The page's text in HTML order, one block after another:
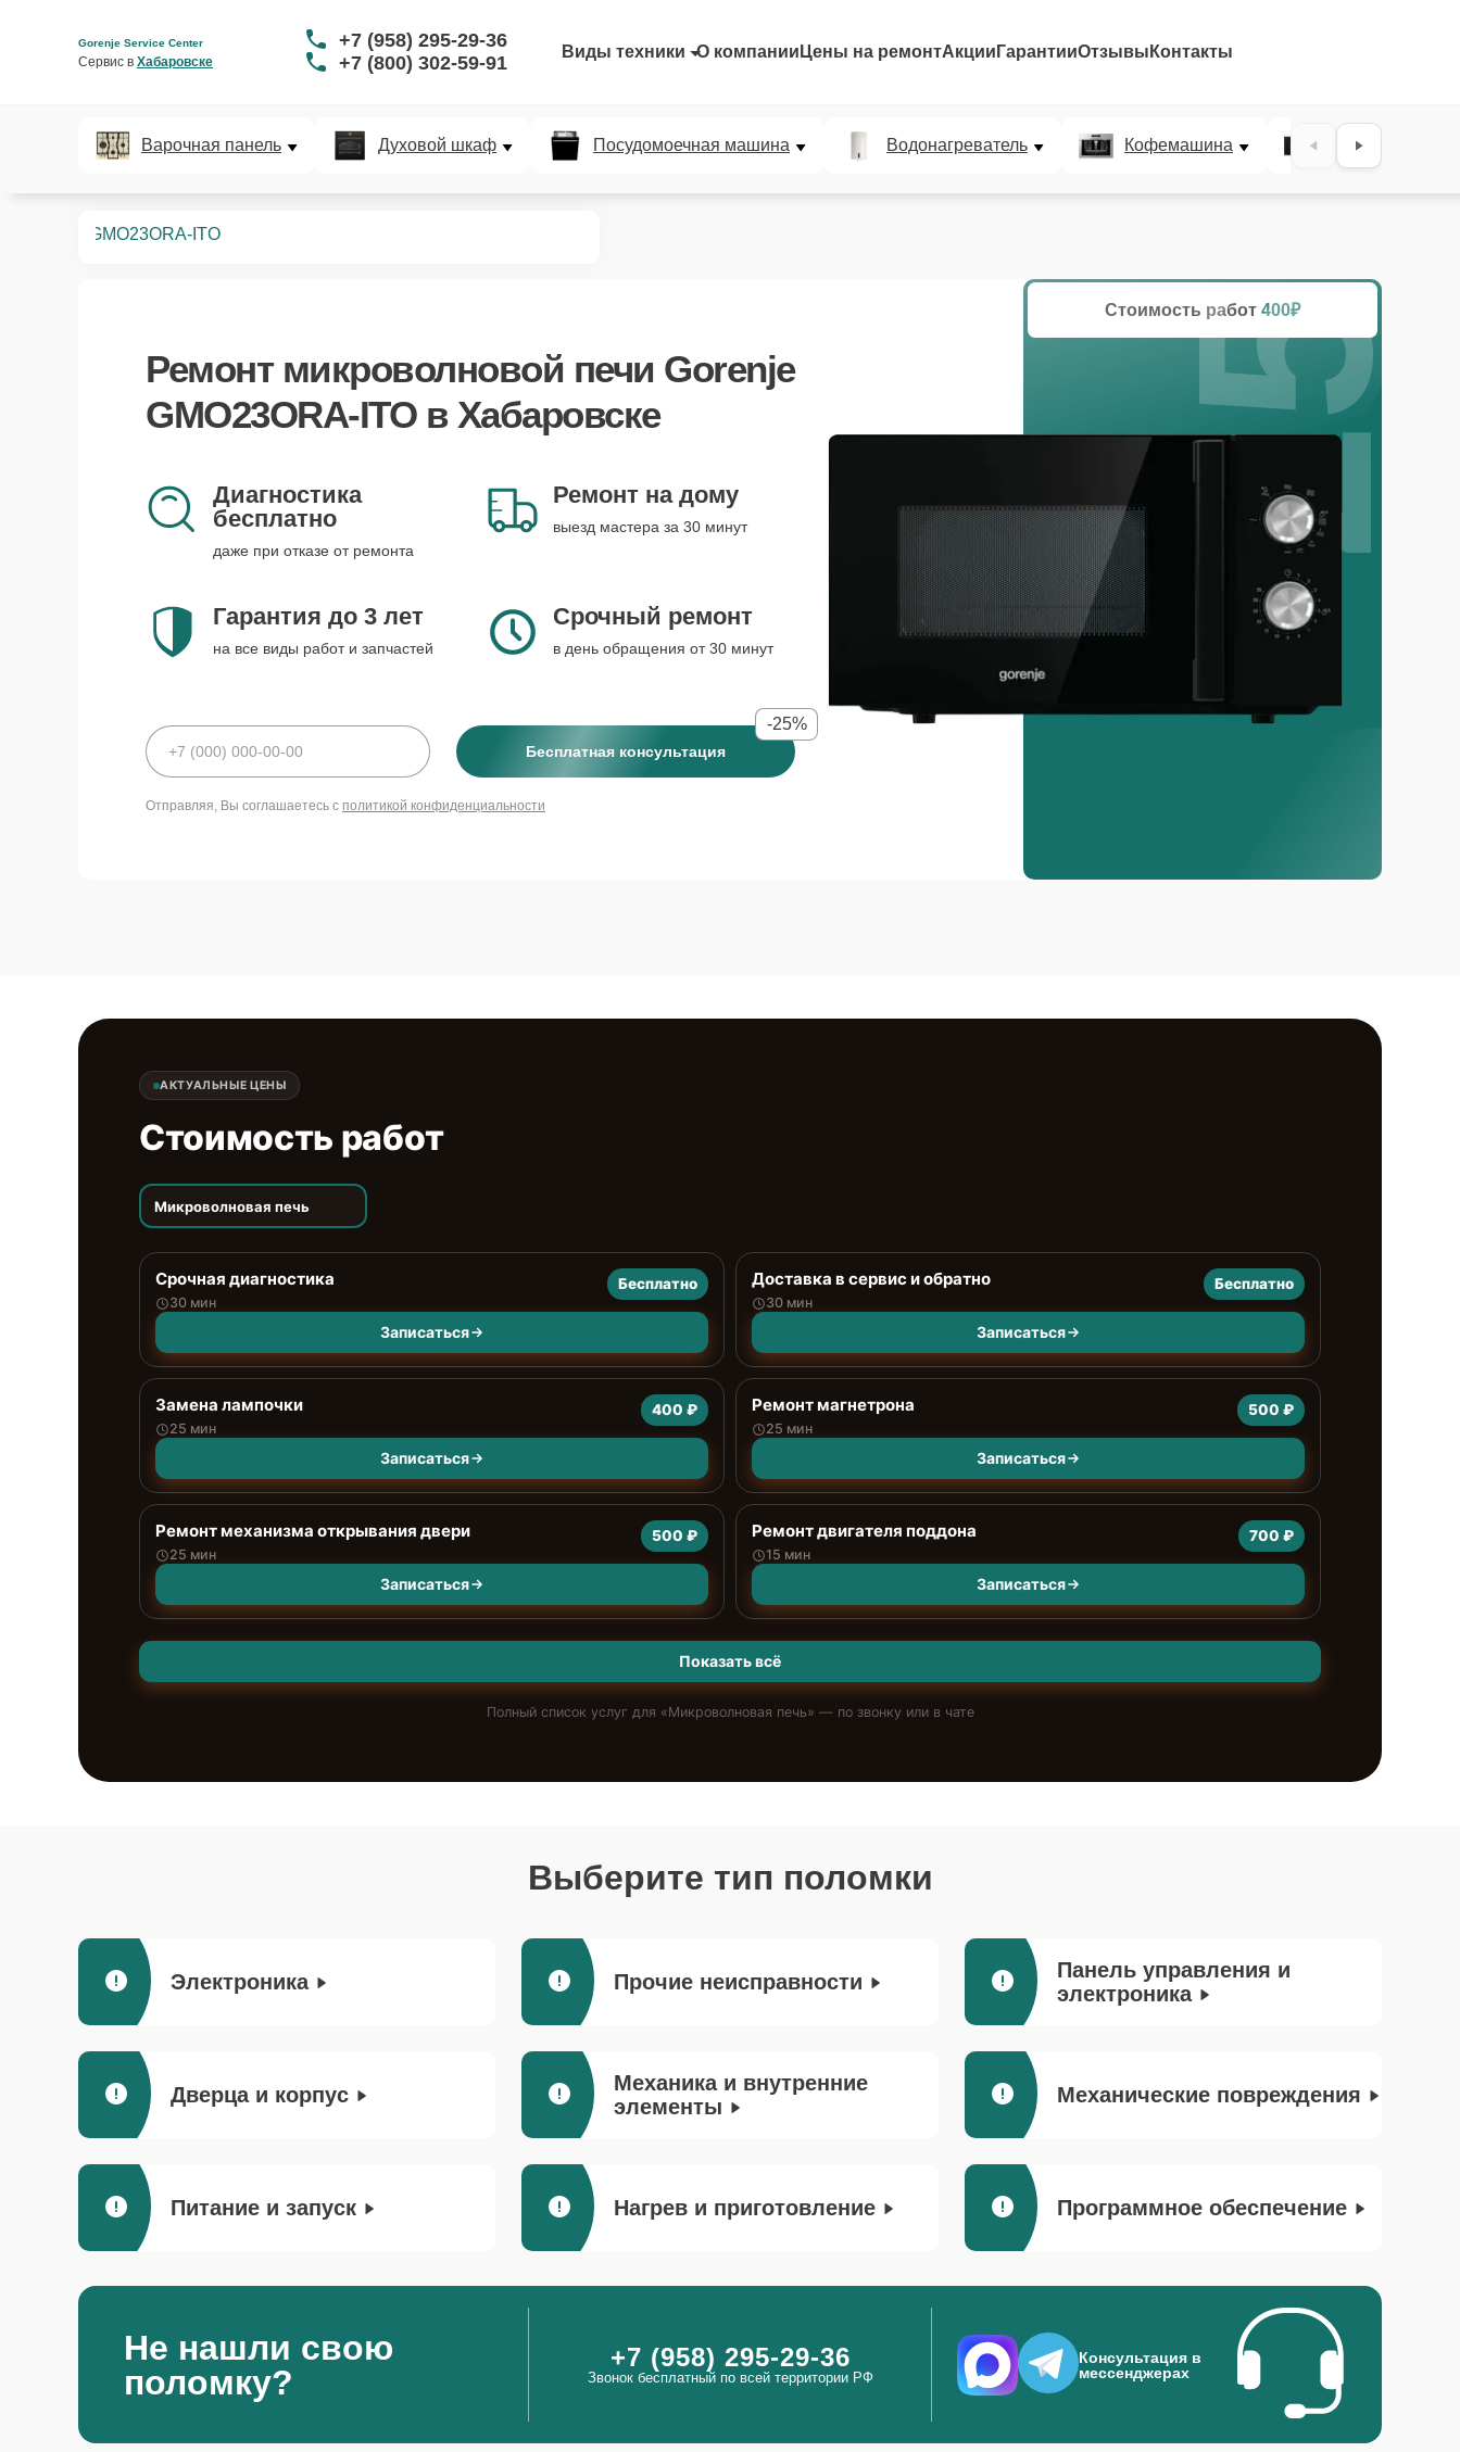
Gorenje Service Center
Сервис в Хабаровске
+7 (958) 295-29-36
+7 (800) 302-59-91
Виды техники О компании Цены на ремонтАкции ГарантииОтзывы Контакты
Варочная панель Духовой шкаф Посудомоечная машина Водонагреватель Кофемашина
GMO23ORA-ITO
Ремонт микроволновой печи Gorenje
GMO23ORA-ITOв Хабаровске
Диагностика
бесплатно
даже при отказе от ремонта
Ремонт на дому
выезд мастера за 30 минут
Гарантия до 3 лет
на все виды работ и запчастей
Срочный ремонт
в день обращения от 30 минут
Бесплатная консультация
-25%
Отправляя, Вы соглашаетесь с политикой конфиденциальности
Стоимость работ 400₽
25%
АКТУАЛЬНЫЕ ЦЕНЫ
Стоимость работ
Микроволновая печь
Срочная диагностика
30 мин
Бесплатно
Записаться
Доставка в сервис и обратно
30 мин
Бесплатно
Записаться
Замена лампочки
25 мин
400 ₽
Записаться
Ремонт магнетрона
25 мин
500 ₽
Записаться
Ремонт механизма открывания двери
25 мин
500 ₽
Записаться
Ремонт двигателя поддона
15 мин
700 ₽
Записаться
Показать всё
Полный список услуг для «Микроволновая печь» — по звонку или в чате
Выберите тип поломки
Электроника Прочие неисправности
Панель управления и
электроника
Дверца и корпус
Механика и внутренние
элементы
Механические повреждения
Питание и запуск Нагрев и приготовление Программное обеспечение
Не нашли свою
поломку?
+7 (958) 295-29-36
Звонок бесплатный по всей территории РФ
Консультация в
мессенджерах